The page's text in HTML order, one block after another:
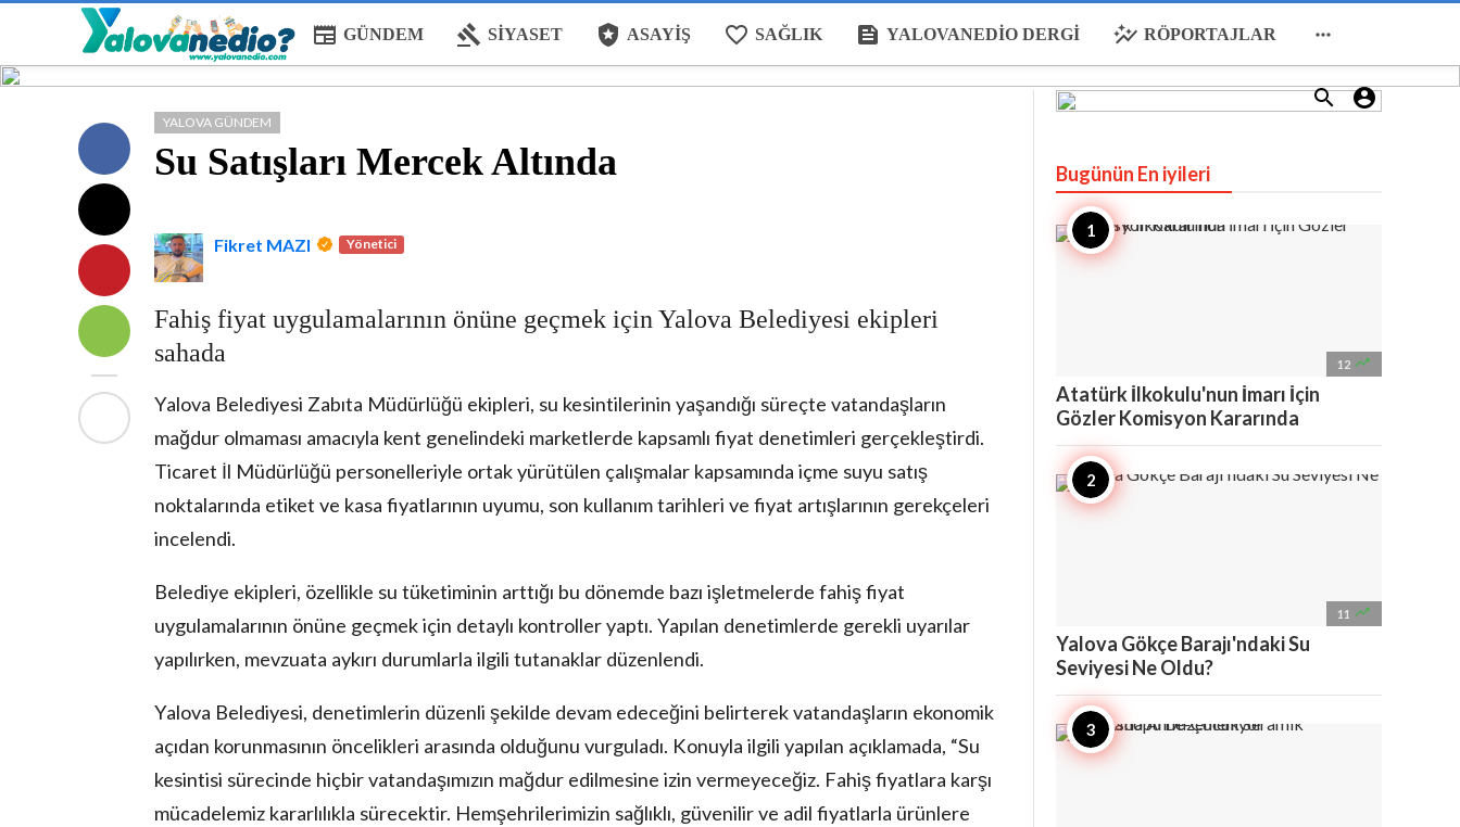
newspaper GÜNDEM gavel SIYASET local_police ASAYIŞ favorite_border SAĞLIK feed YALOVANEDIO DERGI auto_graph RÖPORTAJLAR 
 
YALOVA GÜNDEM
Su Satışları Mercek Altında
Fikret MAZI Yönetici
Fahiş fiyat uygulamalarının önüne geçmek için Yalova Belediyesi ekipleri
sahada
Yalova Belediyesi Zabıta Müdürlüğü ekipleri, su kesintilerinin yaşandığı süreçte vatandaşların
mağdur olmaması amacıyla kent genelindeki marketlerde kapsamlı fiyat denetimleri gerçekleştirdi.
Ticaret İl Müdürlüğü personelleriyle ortak yürütülen çalışmalar kapsamında içme suyu satış
noktalarında etiket ve kasa fiyatlarının uyumu, son kullanım tarihleri ve fiyat artışlarının gerekçeleri
incelendi.
Belediye ekipleri, özellikle su tüketiminin arttığı bu dönemde bazı işletmelerde fahiş fiyat
uygulamalarının önüne geçmek için detaylı kontroller yaptı. Yapılan denetimlerde gerekli uyarılar
yapılırken, mevzuata aykırı durumlarla ilgili tutanaklar düzenlendi.
Yalova Belediyesi, denetimlerin düzenli şekilde devam edeceğini belirterek vatandaşların ekonomik
açıdan korunmasının öncelikleri arasında olduğunu vurguladı. Konuyla ilgili yapılan açıklamada, “Su
kesintisi sürecinde hiçbir vatandaşımızın mağdur edilmesine izin vermeyeceğiz. Fahiş fiyatlara karşı
mücadelemiz kararlılıkla sürecektir. Hemşehrilerimizin sağlıklı, güvenilir ve adil fiyatlarla ürünlere
Bugünün En iyileri
12 
Atatürk İlkokulu'nun İmarı İçin
Gözler Komisyon Kararında
11 
Yalova Gökçe Barajı'ndaki Su
Seviyesi Ne Oldu?